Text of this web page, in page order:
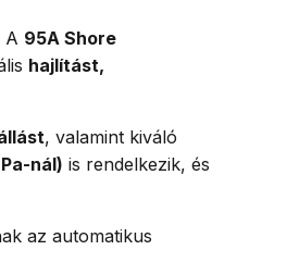
A 95A Shore
hajlítást,
, valamint kiváló
nál) is rendelkezik, és
az automatikus